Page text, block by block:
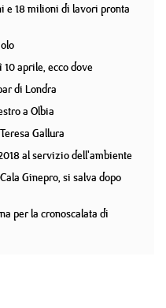
e 18 milioni di lavori pronta
aprile, ecco dove
di Londra
a Olbia
Gallura
al servizio dell'ambiente
Ginepro, si salva dopo
per la cronoscalata di